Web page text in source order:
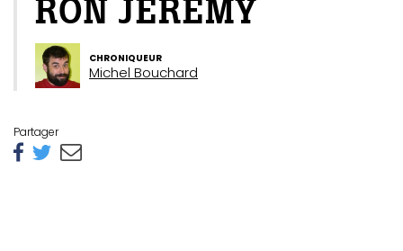
RON JEREMY
CHRONIQUEUR
Michel Bouchard
Partager